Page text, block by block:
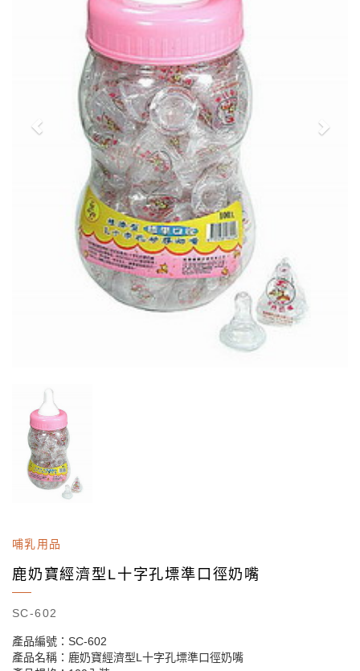
哺乳用品
鹿奶寶經濟型L十字孔墂準口徑奶嘴
SC-602
產品編號：SC-602
產品名稱：鹿奶寶經濟型L十字孔墂準口徑奶嘴